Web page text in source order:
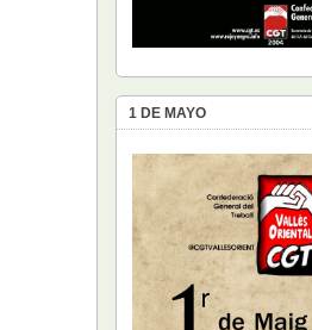
1 DE MAYO